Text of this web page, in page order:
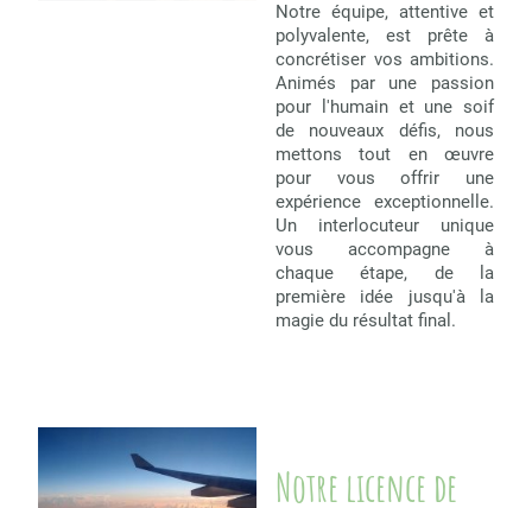
Notre équipe, attentive et
polyvalente, est prête à
concrétiser vos ambitions.
Animés par une passion
pour l'humain et une soif
de nouveaux défis, nous
mettons tout en œuvre
pour vous offrir une
expérience exceptionnelle.
Un interlocuteur unique
vous accompagne à
chaque étape, de la
première idée jusqu'à la
magie du résultat final.
Notre licence de